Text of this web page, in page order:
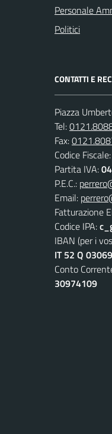
Personale
Politici
CONTATTI E
Piazza
Tel:
Fax:
Codice Fiscale:
Partita IVA:
P.E.C.:
Email:
Fatturazione
Codice IPA:
IBAN (per i
IT 52 Q
Conto
30974109